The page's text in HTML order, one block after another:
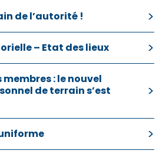
de l’autorité !
– Etat des lieux
: le nouvel
de terrain s’est